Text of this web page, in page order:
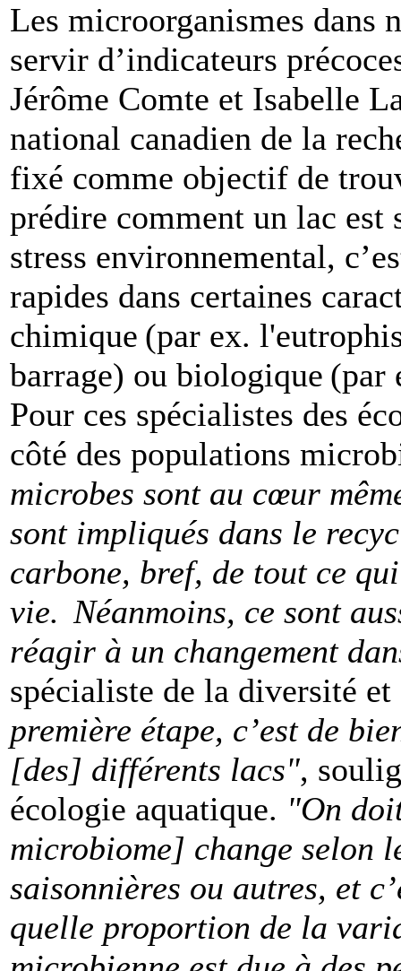
Les microorganismes dans
servir d’indicateurs
Jérôme Comte et Isabelle
national canadien de la
fixé comme objectif de
prédire comment un lac est
stress environnemental,
rapides dans certaines
chimique (par ex.
barrage) ou biologique (par
Pour ces spécialistes des
côté des populations
microbes sont au cœur
sont impliqués dans le
carbone, bref, de tout ce
vie. Néanmoins, ce sont
réagir à un changement
spécialiste de la diversité
première étape, c’est de
[des] différents lacs",
écologie aquatique. "On
microbiome] change selon
saisonnières ou autres, et
quelle proportion de la